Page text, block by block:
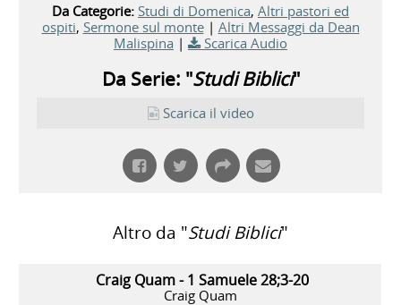
Da Categorie: Studi di Domenica, Altri pastori ed
ospiti, Sermone sul monte| Altri Messaggi da Dean
Malispina | Scarica Audio
Da Serie: "Studi Biblici"
Scarica il video
Altro da "Studi Biblici"
Craig Quam - 1 Samuele 28;3-20
Craig Quam